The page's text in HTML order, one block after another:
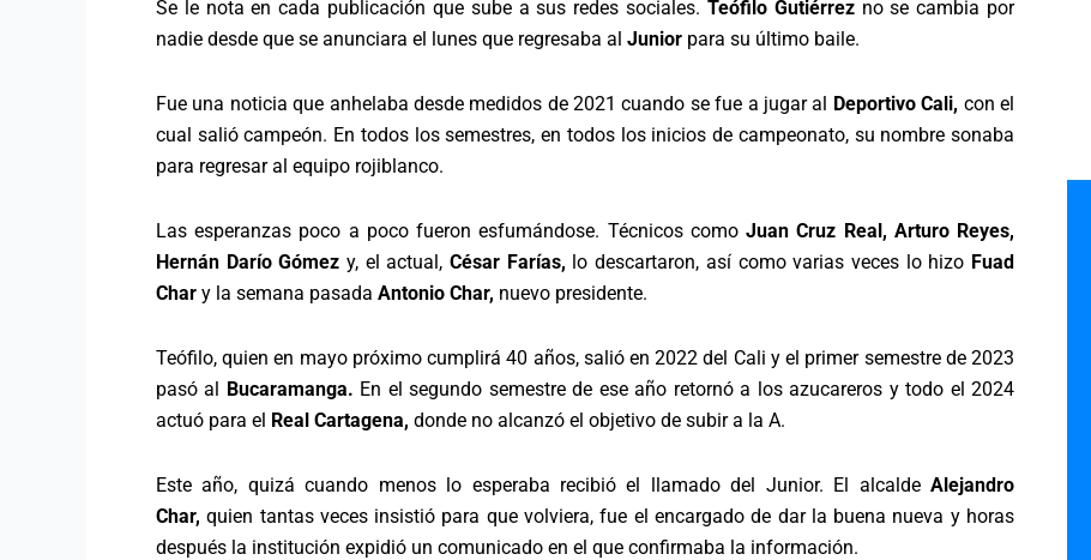
Se le nota en cada publicación que sube a sus redes sociales. Teófilo Gutiérrezno se cambia por
nadie desde que se anunciara el lunes que regresaba al Junior para su último baile.
Fue una noticia que anhelaba desde medidos de 2021 cuando se fue a jugar al Deportivo Cali, con el
cual salió campeón. En todos los semestres, en todos los inicios de campeonato, su nombre sonaba
para regresar al equipo rojiblanco.
Las esperanzas poco a poco fueron esfumándose. Técnicos comoJuan Cruz Real, Arturo Reyes,
Hernán Darío Gómez y, el actual, César Farías, lo descartaron, así como varias veces lo hizo Fuad
Char y la semana pasada Antonio Char, nuevo presidente.
Teófilo, quien en mayo próximo cumplirá 40 años, salió en 2022 del Cali y el primer semestre de 2023
pasó al Bucaramanga. En el segundo semestre de ese año retornó a los azucareros y todo el 2024
actuó para el Real Cartagena, donde no alcanzó el objetivo de subir a la A.
Este año, quizá cuando menos lo esperaba recibió el llamado del Junior. El alcalde Alejandro
Char,quien tantas veces insistió para que volviera, fue el encargado de dar la buena nueva y horas
después la institución expidió un comunicado en el que confirmaba la información.